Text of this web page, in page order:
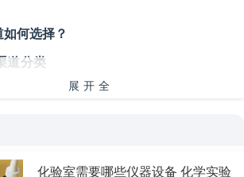
何选择？
道分类
准客户搜索习惯的推广渠道，以主流搜
、360、搜狗等为代表；还有部分主流
索渠道，包括今日头条、微博、微信、
展开全
化验室需要哪些仪器设备 化学实验